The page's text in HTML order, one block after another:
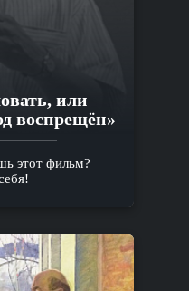
или
воспрещён»
этот фильм?